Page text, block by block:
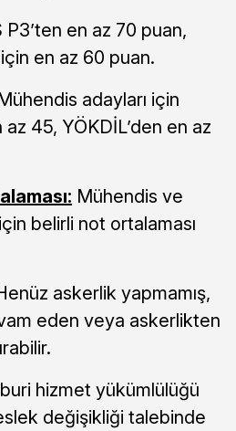
P3’ten en az 70 puan,
en az 60 puan.
adayları için
45, YÖKDİL’den en az
Mühendis ve
belirli not ortalaması
askerlik yapmamış,
eden veya askerlikten
hizmet yükümlülüğü
değişikliği talebinde